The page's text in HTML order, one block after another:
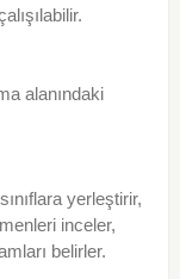
alanındaki
yerleştirir,
inceler,
belirler.